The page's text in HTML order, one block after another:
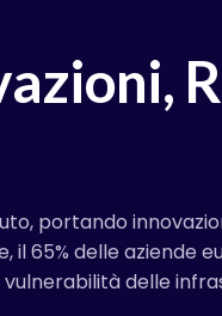
portando
il 65% delle aziende
delle